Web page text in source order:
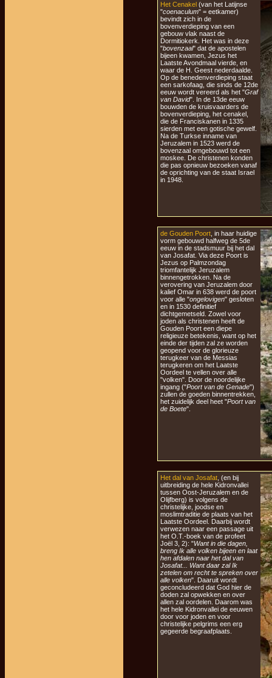
Het Cenakel (van het Latijnse
"coenaculum" = eetkamer)
bevindt zich in de
bovenverdieping van een
gebouw vlak naast de
Dormitiokerk. Het was in deze
"bovenzaal" dat de apostelen
bijeen kwamen, Jezus het
Laatste Avondmaal vierde, en
waar de H. Geest nederdaalde.
Op de benedenverdieping staat
een sarkofaag, die sinds de 12de
eeuw wordt vereerd als het "Graf
van David". In de 13de eeuw
bouwden de kruisvaarders de
bovenverdieping, het cenakel,
die de Franciskanen in 1335
sierden met een gotische gewelf.
Na de Turkse inname van
Jeruzalem in 1523 werd de
bovenzaal omgebouwd tot een
moskee. De christenen konden
die pas opnieuw bezoeken vanaf
de oprichting van de staat Israel
in 1948.
de Gouden Poort , in haar huidige
vorm gebouwd halfweg de 5de
eeuw in de stadsmuur bij het dal
van Josafat. Via deze Poort is
Jezus op Palmzondag
triomfantelijk Jeruzalem
binnengetrokken. Na de
verovering van Jeruzalem door
kalief Omar in 638 werd de poort
voor alle "ongelovigen" gesloten
en in 1530 definitief
dichtgemetseld. Zowel voor
joden als christenen heeft de
Gouden Poort een diepe
religieuze betekenis, want op het
einde der tijden zal ze worden
geopend voor de glorieuze
terugkeer van de Messias
terugkeren om het Laatste
Oordeel te vellen over alle
"volken". Door de noordelijke
ingang ("Poort van de Genade")
zullen de goeden binnentrekken,
het zuidelijk deel heet "Poort van
de Boete".
Het dal van Josafat , (en bij
uitbreiding de hele Kidronvallei
tussen Oost-Jeruzalem en de
Olijfberg) is volgens de
christelijke, joodse en
moslimtraditie de plaats van het
Laatste Oordeel. Daarbij wordt
verwezen naar een passage uit
het O.T.-boek van de profeet
Joël 3, 2): "Want in die dagen,
breng Ik alle volken bijeen en laat
hen afdalen naar het dal van
Josafat... Want daar zal Ik
zetelen om recht te spreken over
alle volken". Daaruit wordt
geconcludeerd dat God hier de
doden zal opwekken en over
allen zal oordelen. Daarom was
het hele Kidronvallei de eeuwen
door voor joden en voor
christelijke pelgrims een erg
gegeerde begraafplaats.